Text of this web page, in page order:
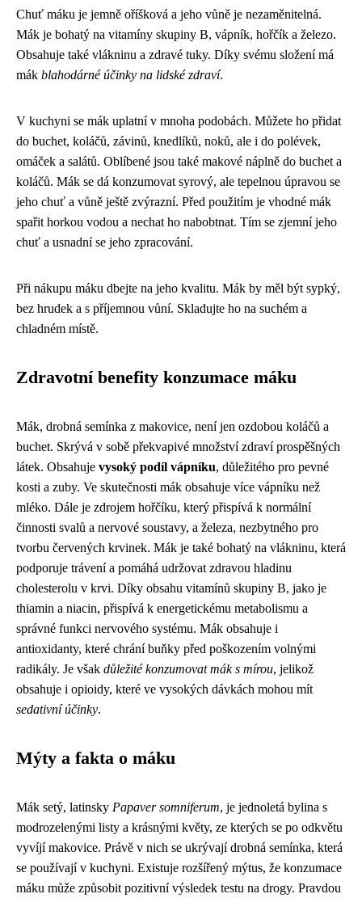
Chuť máku je jemně oříšková a jeho vůně je nezaměnitelná.
Mák je bohatý na vitamíny skupiny B, vápník, hořčík a železo.
Obsahuje také vlákninu a zdravé tuky. Díky svému složení má
mák blahodárné účinky na lidské zdraví.
V kuchyni se mák uplatní v mnoha podobách. Můžete ho přidat
do buchet, koláčů, závinů, knedlíků, noků, ale i do polévek,
omáček a salátů. Oblíbené jsou také makové náplně do buchet a
koláčů. Mák se dá konzumovat syrový, ale tepelnou úpravou se
jeho chuť a vůně ještě zvýrazní. Před použitím je vhodné mák
spařit horkou vodou a nechat ho nabobtnat. Tím se zjemní jeho
chuť a usnadní se jeho zpracování.
Při nákupu máku dbejte na jeho kvalitu. Mák by měl být sypký,
bez hrudek a s příjemnou vůní. Skladujte ho na suchém a
chladném místě.
Zdravotní benefity konzumace máku
Mák, drobná semínka z makovice, není jen ozdobou koláčů a
buchet. Skrývá v sobě překvapivé množství zdraví prospěšných
látek. Obsahuje vysoký podíl vápníku, důležitého pro pevné
kosti a zuby. Ve skutečnosti mák obsahuje více vápníku než
mléko. Dále je zdrojem hořčíku, který přispívá k normální
činnosti svalů a nervové soustavy, a železa, nezbytného pro
tvorbu červených krvinek. Mák je také bohatý na vlákninu, která
podporuje trávení a pomáhá udržovat zdravou hladinu
cholesterolu v krvi. Díky obsahu vitamínů skupiny B, jako je
thiamin a niacin, přispívá k energetickému metabolismu a
správné funkci nervového systému. Mák obsahuje i
antioxidanty, které chrání buňky před poškozením volnými
radikály. Je však důležité konzumovat mák s mírou, jelikož
obsahuje i opioidy, které ve vysokých dávkách mohou mít
sedativní účinky.
Mýty a fakta o máku
Mák setý, latinsky Papaver somniferum, je jednoletá bylina s
modrozelenými listy a krásnými květy, ze kterých se po odkvětu
vyvíjí makovice. Právě v nich se ukrývají drobná semínka, která
se používají v kuchyni. Existuje rozšířený mýtus, že konzumace
máku může způsobit pozitivní výsledek testu na drogy. Pravdou